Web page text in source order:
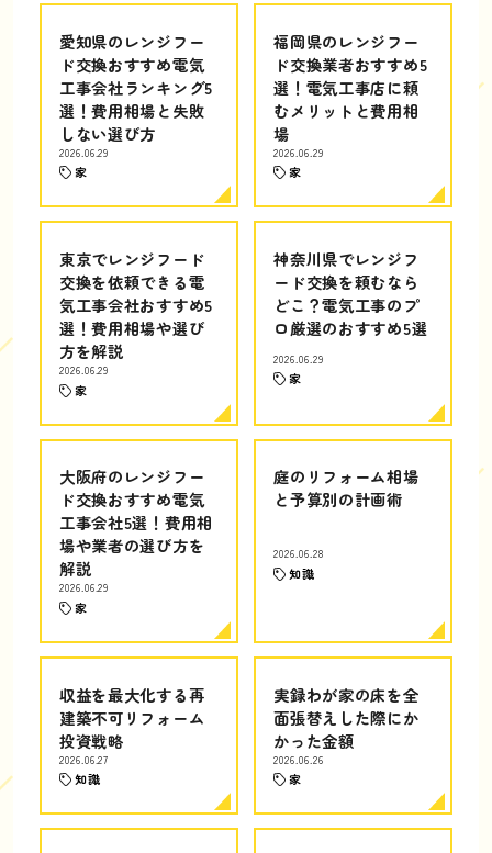
愛知県のレンジフー
ド交換おすすめ電気
工事会社ランキング5
選！費用相場と失敗
しない選び方
2026.06.29
家
福岡県のレンジフー
ド交換業者おすすめ5
選！電気工事店に頼
むメリットと費用相
場
2026.06.29
家
東京でレンジフード
交換を依頼できる電
気工事会社おすすめ5
選！費用相場や選び
方を解説
2026.06.29
家
神奈川県でレンジフ
ード交換を頼むなら
どこ？電気工事のプ
ロ厳選のおすすめ5選
2026.06.29
家
大阪府のレンジフー
ド交換おすすめ電気
工事会社5選！費用相
場や業者の選び方を
解説
2026.06.29
家
庭のリフォーム相場
と予算別の計画術
2026.06.28
知識
収益を最大化する再
建築不可リフォーム
投資戦略
2026.06.27
知識
実録わが家の床を全
面張替えした際にか
かった金額
2026.06.26
家